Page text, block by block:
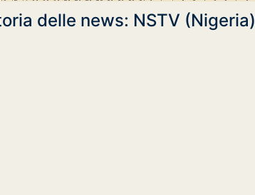
delle news: NSTV (Nigeria)